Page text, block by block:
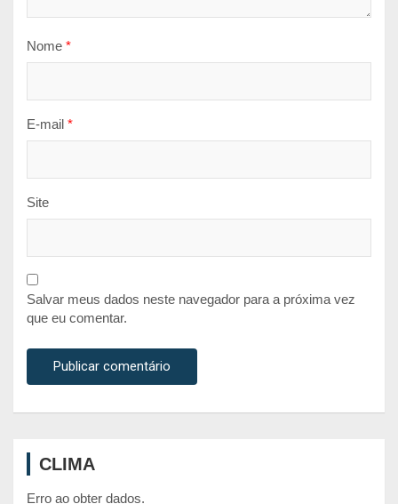
Nome *
E-mail *
Site
Salvar meus dados neste navegador para a próxima vez
que eu comentar.
CLIMA
Erro ao obter dados.